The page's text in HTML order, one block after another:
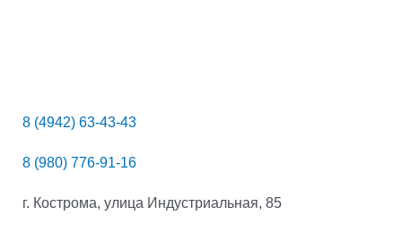
8 (4942) 63-43-43
8 (980) 776-91-16
г. Кострома, улица Индустриальная, 85